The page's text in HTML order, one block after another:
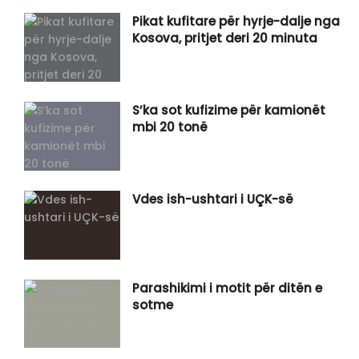
Pikat kufitare për hyrje-dalje nga
Kosova, pritjet deri 20 minuta
S’ka sot kufizime për kamionët
mbi 20 tonë
Vdes ish-ushtari i UÇK-së
Parashikimi i motit për ditën e
sotme